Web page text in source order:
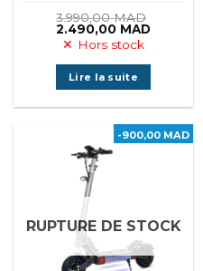
3.990,00MAD
Le
prix
initial
était :
3.990,00 MAD.
2.490,00 MAD
est :
Hors stock
Lire la suite
-900,00 MAD
RUPTURE DE STOCK